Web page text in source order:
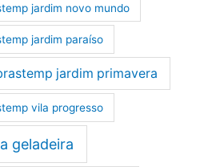
jardim novo mundo
jardim paraíso
jardim primavera
vila progresso
geladeira